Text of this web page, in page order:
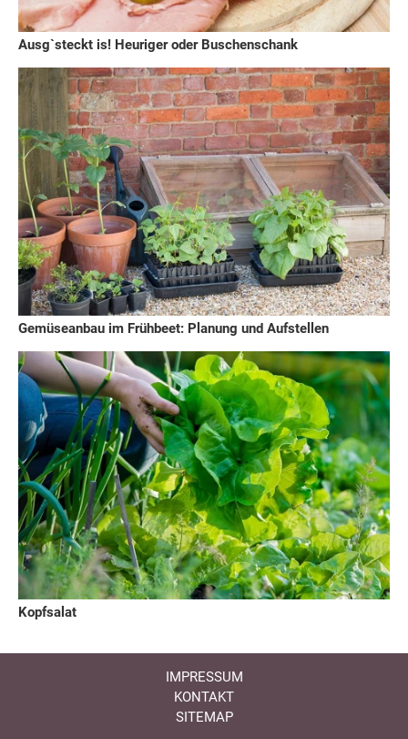
Ausg`steckt is! Heuriger oder Buschenschank
Gemüseanbau im Frühbeet: Planung und Aufstellen
Kopfsalat
IMPRESSUM
KONTAKT
SITEMAP